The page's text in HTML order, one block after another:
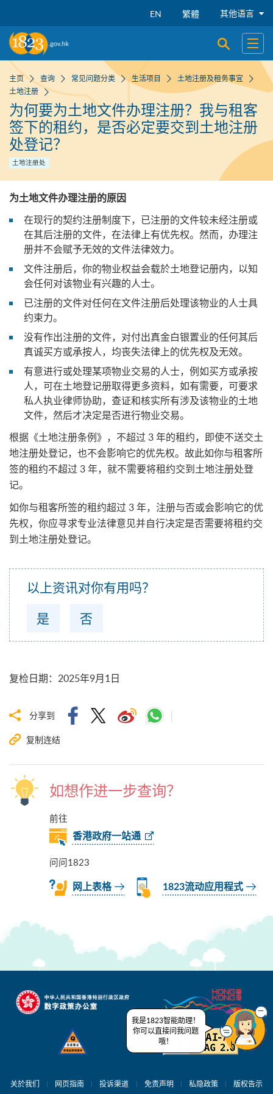
EN 繁體 其他语言
开启搜寻
开启
主页 查询 常见问题分类 生活项目
土地注册及租务事宜
土地注册
为何要为土地文件办理注册？我与租客
签下的租约，是否必定要交到土地注册
处登记？
土地注册处
为土地文件办理注册的原因
在现行的契约注册制度下，已注册的文件较未经注册或
在其后注册的文件，在法律上有优先权。然而，办理注
册并不会赋予无效的文件法律效力。
文件注册后，你的物业权益会载於土地登记册内，以知
会任何对该物业有兴趣的人士。
已注册的文件对任何在文件注册后处理该物业的人士具
约束力。
没有作出注册的文件，对付出真金白银置业的任何其后
真诚买方或承按人，均丧失法律上的优先权及无效。
有意进行或处理某项物业交易的人士，例如买方或承按
人，可在土地登记册取得更多资料，如有需要，可要求
私人执业律师协助，查证和核实所有涉及该物业的土地
文件，然后才决定是否进行物业交易。
根据《土地注册条例》，不超过 3 年的租约，即使不送交土
地注册处登记，也不会影响它的优先权。故此如你与租客所
签的租约不超过 3 年，就不需要将租约交到土地注册处登
记。
如你与租客所签的租约超过 3 年，注册与否或会影响它的优
先权，你应寻求专业法律意见并自行决定是否需要将租约交
到土地注册处登记。
以上资讯对你有用吗？
是
否
复检日期： 2025年9月1日
分享到
复制连结
如想作进一步查询？
前往
香港政府一站通
问问1823
网上表格 1823流动应用程式
关於我们 网页指南 投诉渠道 免责声明 私隐政策 版权告示
我是1823智能助理！
你可以直接问我问题
哦！